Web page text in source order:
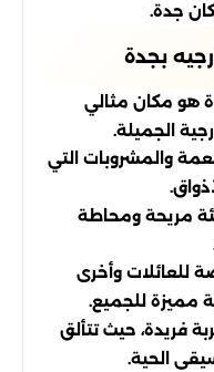
جدة.
بجدة
هو مكان مثالي
الجميلة.
والمشروبات التي
مريحة ومحاطة
للعائلات وأخرى
مميزة للجميع.
فريدة، حيث تتألق
الحية.